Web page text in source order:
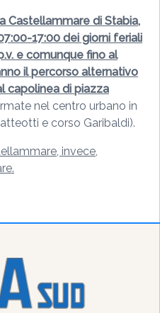
Castellammare di Stabia,
17:00 dei giorni feriali
e comunque fino al
il percorso alternativo
capolinea di piazza
nel centro urbano in
e corso Garibaldi).
invece,